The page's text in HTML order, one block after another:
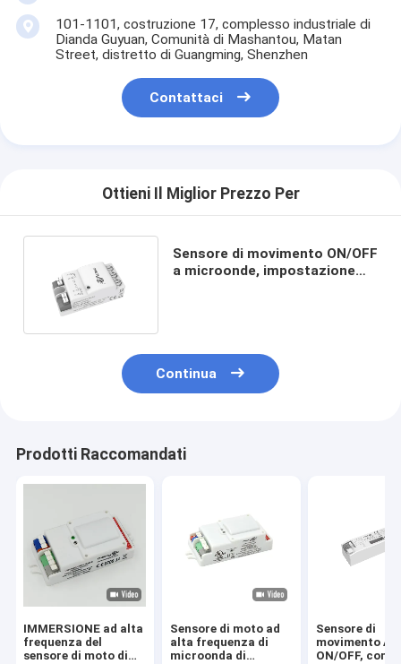
101-1101, costruzione 17, complesso industriale di
Dianda Guyuan, Comunità di Mashantou, Matan
Street, distretto di Guangming, Shenzhen
Contattaci
Ottieni Il Miglior Prezzo Per
Sensore di movimento ON/OFF
a microonde, impostazione
Continua
Prodotti Raccomandati
IMMERSIONE ad alta
frequenza del
sensore di moto di
Sensore di moto ad
alta frequenza di
microonda di
Sensore di
movimento AC
ON/OFF,